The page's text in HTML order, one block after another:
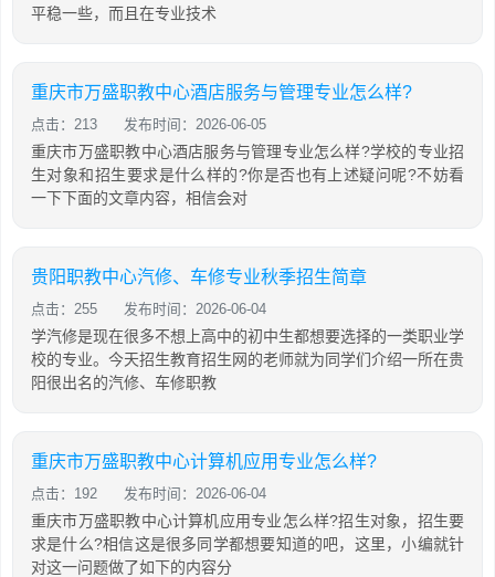
平稳一些，而且在专业技术
重庆市万盛职教中心酒店服务与管理专业怎么样?
点击：213 发布时间：2026-06-05
重庆市万盛职教中心酒店服务与管理专业怎么样?学校的专业招
生对象和招生要求是什么样的?你是否也有上述疑问呢?不妨看
一下下面的文章内容，相信会对
贵阳职教中心汽修、车修专业秋季招生简章
点击：255 发布时间：2026-06-04
学汽修是现在很多不想上高中的初中生都想要选择的一类职业学
校的专业。今天招生教育招生网的老师就为同学们介绍一所在贵
阳很出名的汽修、车修职教
重庆市万盛职教中心计算机应用专业怎么样?
点击：192 发布时间：2026-06-04
重庆市万盛职教中心计算机应用专业怎么样?招生对象，招生要
求是什么?相信这是很多同学都想要知道的吧，这里，小编就针
对这一问题做了如下的内容分